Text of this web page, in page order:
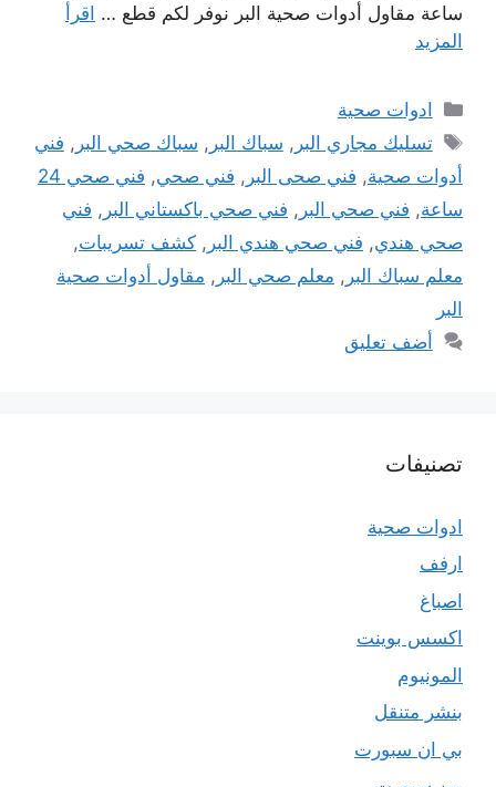
ساعة مقاول أدوات صحية البر نوفر لكم قطع … اقرأ
المزيد
التصنيفات
ادوات صحية
الوسوم
تسليك مجاري البر , سباك البر , سباك صحي البر , فني
أدوات صحية, فني صحى البر , فني صحي,
فني صحي 24
ساعة, فني صحي البر , فني صحي باكستاني البر , فني
صحي هندي, فني صحي هندي البر , كشف تسريبات,
معلم سباك البر , معلم صحي البر , مقاول أدوات صحية
البر
أضف تعليق
تصنيفات
ادوات صحية
ارفف
اصباغ
اكسس بوينت
المونيوم
بنشر متنقل
بي ان سبورت